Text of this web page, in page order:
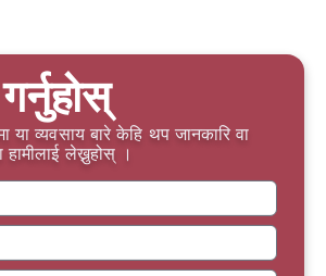
या व्यवसाय बारे केहि थप जानकारि वा
हामीलाई लेख्नुहोस् ।